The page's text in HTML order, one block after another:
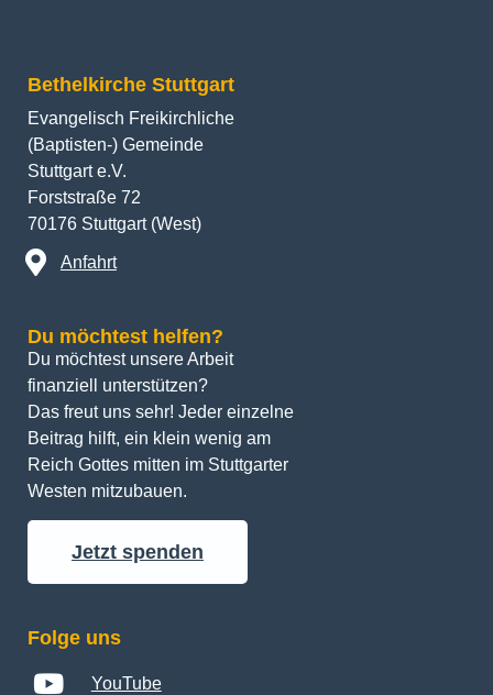
Bethelkirche Stuttgart
Evangelisch Freikirchliche
(Baptisten-) Gemeinde
Stuttgart e.V.
Forststraße 72
70176 Stuttgart (West)
Anfahrt
Du möchtest helfen?
Du möchtest unsere Arbeit
finanziell unterstützen?
Das freut uns sehr! Jeder einzelne
Beitrag hilft, ein klein wenig am
Reich Gottes mitten im Stuttgarter
Westen mitzubauen.
Jetzt spenden
Folge uns
YouTube